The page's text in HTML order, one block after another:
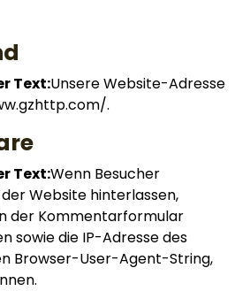
Text:Unsere Website-Adresse
.
Text:Wenn Besucher
Website hinterlassen,
der Kommentarformular
sowie die IP-Adresse des
Browser-User-Agent-String,